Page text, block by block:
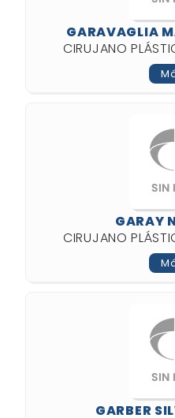
GARAVAGLIA
CIRUJANO
GARAY
CIRUJANO
GARBER